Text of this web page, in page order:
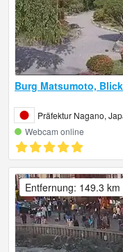
Burg Matsumoto,
Präfektur Nagano,
Webcam online
Entfernung: 149.3 km